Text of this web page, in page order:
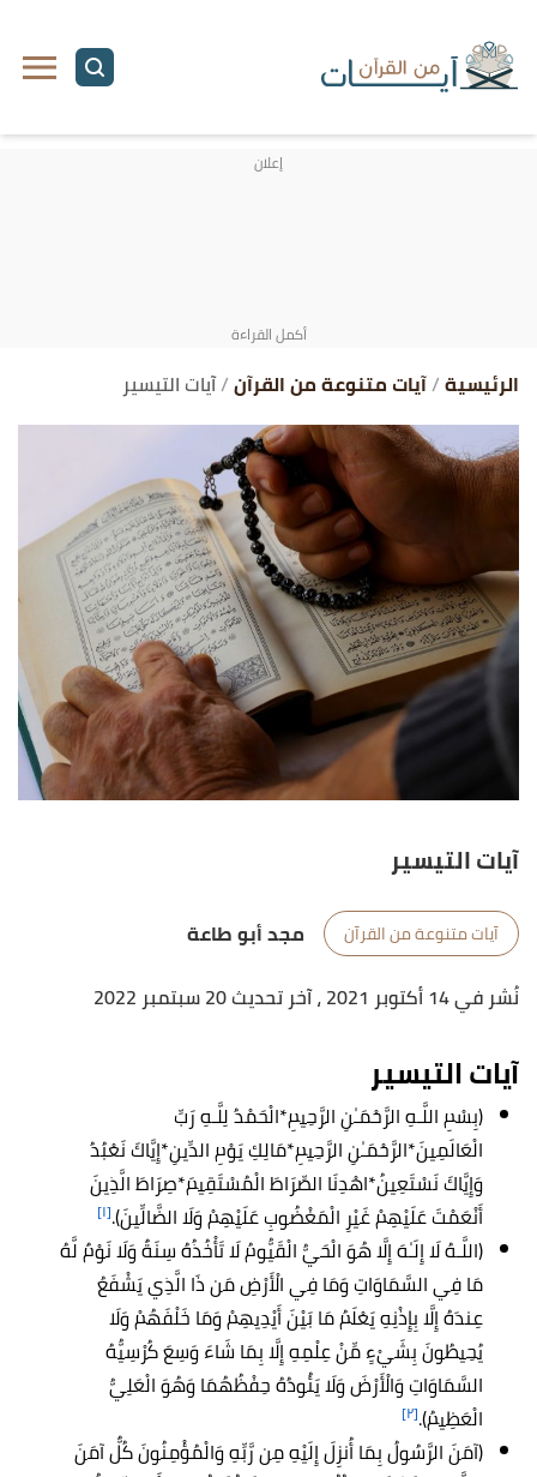
الرئيسية آيات متنوعة من القرآن آيات التيسير
آيات التيسير
آيات متنوعة من القرآن
مجد أبو طاعة
نُشر في 14 أكتوبر 2021
، آخر تحديث 20 سبتمبر 2022
آيات التيسير
(بِسْمِ اللَّـهِ الرَّحْمَـٰنِ الرَّحِيمِ*الْحَمْدُ لِلَّـهِ رَبِّ
الْعَالَمِينَ*الرَّحْمَـٰنِ الرَّحِيمِ*مَالِكِ يَوْمِ الدِّينِ*إِيَّاكَ نَعْبُدُ
وَإِيَّاكَ نَسْتَعِينُ*اهْدِنَا الصِّرَاطَ الْمُسْتَقِيمَ*صِرَاطَ الَّذِينَ
أَنْعَمْتَ عَلَيْهِمْ غَيْرِ الْمَغْضُوبِ عَلَيْهِمْ وَلَا الضَّالِّينَ).[١]
(اللَّـهُ لَا إِلَـٰهَ إِلَّا هُوَ الْحَيُّ الْقَيُّومُ لَا تَأْخُذُهُ سِنَةٌ وَلَا نَوْمٌ لَّهُ
مَا فِي السَّمَاوَاتِ وَمَا فِي الْأَرْضِ مَن ذَا الَّذِي يَشْفَعُ
عِندَهُ إِلَّا بِإِذْنِهِ يَعْلَمُ مَا بَيْنَ أَيْدِيهِمْ وَمَا خَلْفَهُمْ وَلَا
يُحِيطُونَ بِشَيْءٍ مِّنْ عِلْمِهِ إِلَّا بِمَا شَاءَ وَسِعَ كُرْسِيُّهُ
السَّمَاوَاتِ وَالْأَرْضَ وَلَا يَئُودُهُ حِفْظُهُمَا وَهُوَ الْعَلِيُّ
الْعَظِيمُ).[٢]
(آمَنَ الرَّسُولُ بِمَا أُنزِلَ إِلَيْهِ مِن رَّبِّهِ وَالْمُؤْمِنُونَ كُلٌّ آمَنَ